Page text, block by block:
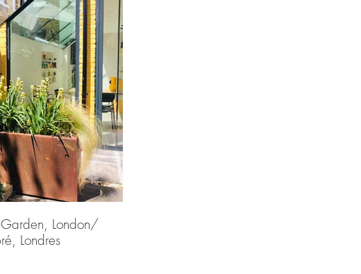
London/
Londres